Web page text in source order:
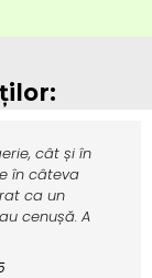
cât și în
în câteva
ca un
cenușă. A